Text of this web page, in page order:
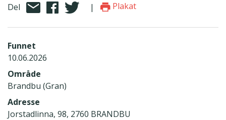
Del | Plakat
Funnet
10.06.2026
Område
Brandbu (Gran)
Adresse
Jorstadlinna, 98, 2760 BRANDBU